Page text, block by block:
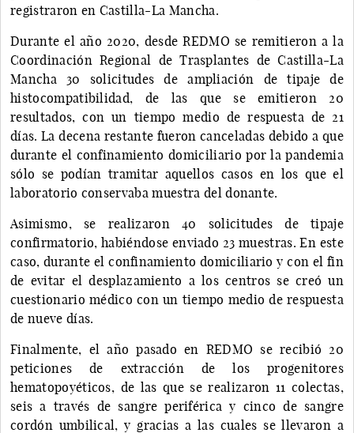
registraron en Castilla-La Mancha.
Durante el año 2020, desde REDMO se remitieron a la
Coordinación Regional de Trasplantes de Castilla-La
Mancha 30 solicitudes de ampliación de tipaje de
histocompatibilidad, de las que se emitieron 20
resultados, con un tiempo medio de respuesta de 21
días. La decena restante fueron canceladas debido a que
durante el confinamiento domiciliario por la pandemia
sólo se podían tramitar aquellos casos en los que el
laboratorio conservaba muestra del donante.
Asimismo, se realizaron 40 solicitudes de tipaje
confirmatorio, habiéndose enviado 23 muestras. En este
caso, durante el confinamiento domiciliario y con el fin
de evitar el desplazamiento a los centros se creó un
cuestionario médico con un tiempo medio de respuesta
de nueve días.
Finalmente, el año pasado en REDMO se recibió 20
peticiones de extracción de los progenitores
hematopoyéticos, de las que se realizaron 11 colectas,
seis a través de sangre periférica y cinco de sangre
cordón umbilical, y gracias a las cuales se llevaron a